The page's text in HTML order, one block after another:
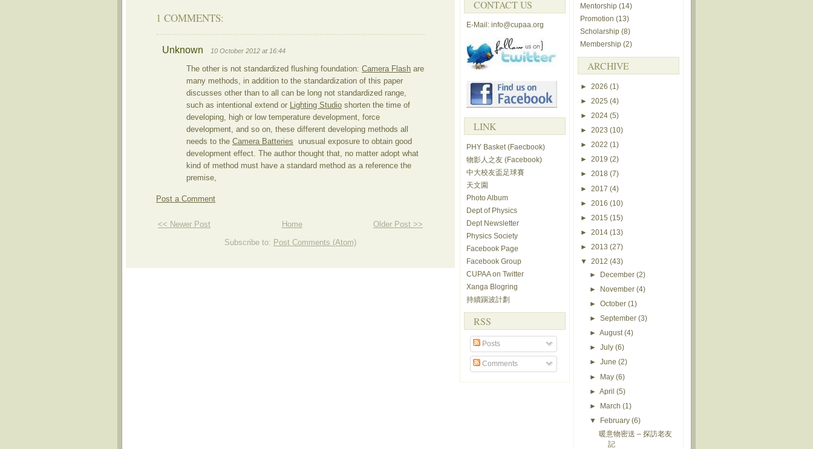
1 COMMENTS:
Unknown 10 October 2012 at 16:44
The other is not standardized flushing foundation: Camera Flash are
many methods, in addition to the standardization of this paper
discusses other than to all can be long not standardized range,
such as intentional extend or Lighting Studio shorten the time of
developing, high or low temperature development, force
development, and so on, these different developing methods all
needs to the Camera Batteries unusual exposure to obtain good
development effect. The author thought that, no matter adopt what
kind of method must have a standard method as a reference the
premise,
Post a Comment
<< Newer Post Older Post >>
Home
Subscribe to: Post Comments (Atom)
CONTACT US
E-Mail: info@cupaa.org
LINK
PHY Basket (Faecbook)
物影人之友 (Facebook)
中大校友盃足球賽
天文園
Photo Album
Dept of Physics
Dept Newsletter
Physics Society
Facebook Page
Facebook Group
CUPAA on Twitter
Xanga Blogring
持續踢波計劃
RSS
Posts
Comments
Mentorship (14)
Promotion (13)
Scholarship (8)
Membership (2)
ARCHIVE
► 2026 (1)
► 2025 (4)
► 2024 (5)
► 2023 (10)
► 2022 (1)
► 2019 (2)
► 2018 (7)
► 2017 (4)
► 2016 (10)
► 2015 (15)
► 2014 (13)
► 2013 (27)
▼ 2012 (43)
►
December (2)
►
November (4)
► October (1)
► September (3)
► August(4)
► July (6)
► June (2)
► May (6)
► April (5)
► March (1)
▼ February (6)
暖意物密送 – 探訪老友
記